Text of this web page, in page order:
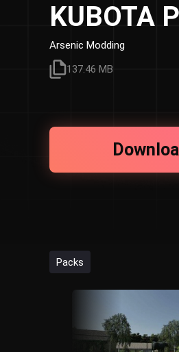
KUBOTA
Arsenic Modding
137.46 MB
Packs